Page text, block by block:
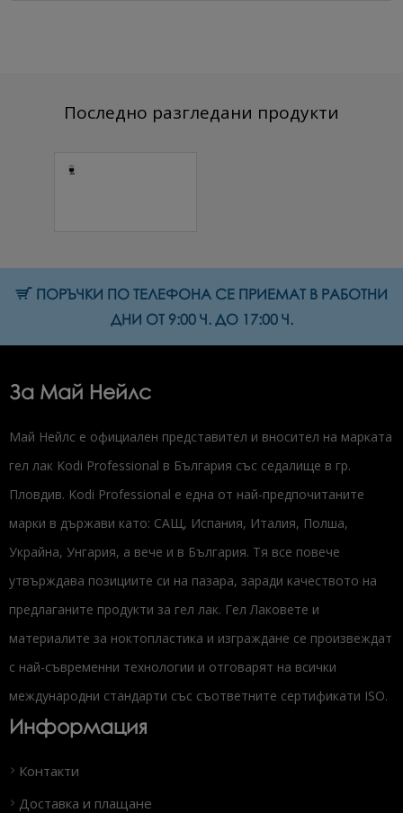
Последно разгледани продукти
ПОРЪЧКИ ПО ТЕЛЕФОНА СЕ ПРИЕМАТ В РАБОТНИ
ДНИ ОТ 9:00 Ч. ДО 17:00 Ч.
За Май Нейлс
Май Нейлс е официален представител и вносител на марката
гел лак Kodi Professional в България със седалище в гр.
Пловдив. Kodi Professional е една от най-предпочитаните
марки в държави като: САЩ, Испания, Италия, Полша,
Украйна, Унгария, а вече и в България. Тя все повече
утвърждава позициите си на пазара, заради качеството на
предлаганите продукти за гел лак. Гел Лаковете и
материалите за ноктопластика и изграждане се произвеждат
с най-съвременни технологии и отговарят на всички
международни стандарти със съответните сертификати ISO.
Информация
Контакти
Доставка и плащане